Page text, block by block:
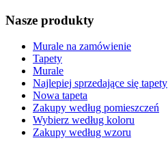
Nasze produkty
Murale na zamówienie
Tapety
Murale
Najlepiej sprzedające się tapety
Nowa tapeta
Zakupy według pomieszczeń
Wybierz według koloru
Zakupy według wzoru